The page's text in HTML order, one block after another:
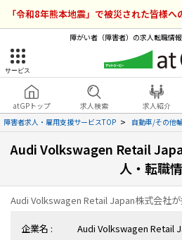
「令和8年熊本地震」で被災された皆様
障がい者（障害者）の求人転職情
サービス
atGPトップ 求人検索 求人紹介
障害者求人・雇用支援サービスTOP
自動車/その他
Audi Volkswagen Retail
人・転職
企業名 :
Audi Volkswagen Retail
障害者雇用のアッ
サービスライ
就転職支援サービス
障害者専門の就転職支援サービス
ログイン
atGPトップ
各種サービス
求人を検索する